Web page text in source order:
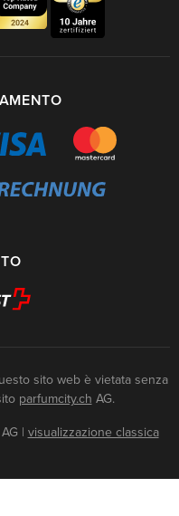
sito web è vietata senza
parfumcity.ch AG.
| visualizzazione classica